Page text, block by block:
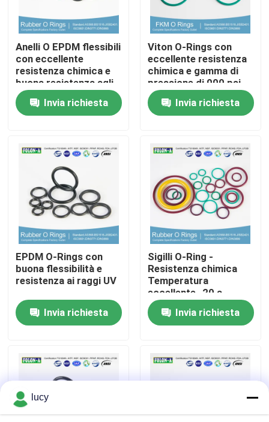
Casa
Prodotti
Video
Chi siamo
Fatory Tour
Controllo di qualità
Contattaci
Tutti i casi
giunti circolari di gomma
Anelli O EPDM flessibili
con eccellente
resistenza chimica e
buona resistenza agli
UV
Invia richiesta
Viton O-Rings con
eccellente resistenza
chimica e gamma di
pressione di 000 psi
Invia richiesta
EPDM O-Rings con
buona flessibilità e
resistenza ai raggi UV
Invia richiesta
Sigilli O-Ring -
Resistenza chimica
Temperatura
eccellente -20 a
+180°C Alto
allungamento
Invia richiesta
lucy